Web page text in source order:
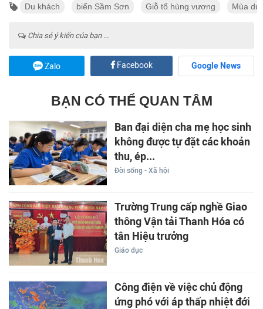
Du khách biển Sầm Sơn Giỗ tổ hùng vương Mùa du
Chia sẻ ý kiến của bạn ...
Zalo Facebook Google News
BẠN CÓ THỂ QUAN TÂM
Ban đại diện cha mẹ học sinh
không được tự đặt các khoản
thu, ép...
Đời sống - Xã hội
Trường Trung cấp nghề Giao
thông Vận tải Thanh Hóa có
tân Hiệu trưởng
Giáo dục
Công điện về việc chủ động
ứng phó với áp thấp nhiệt đới